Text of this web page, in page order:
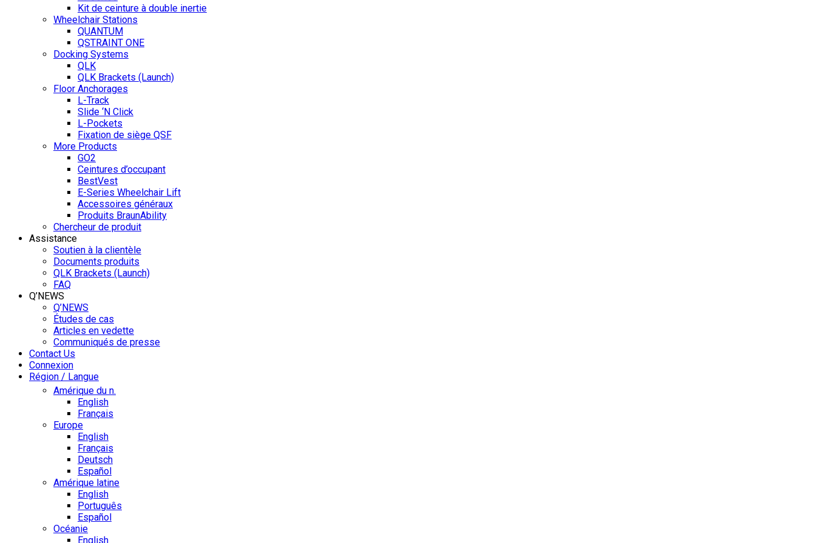
Kit de ceinture à double inertie
Wheelchair Stations
QUANTUM
QSTRAINT ONE
Docking Systems
QLK
QLK Brackets (Launch)
Floor Anchorages
L-Track
Slide ‘N Click
L-Pockets
Fixation de siège QSF
More Products
GO2
Ceintures d’occupant
BestVest
E-Series Wheelchair Lift
Accessoires généraux
Produits BraunAbility
Chercheur de produit
Assistance
Soutien à la clientèle
Documents produits
QLK Brackets (Launch)
FAQ
Q’NEWS
Q’NEWS
Études de cas
Articles en vedette
Communiqués de presse
Contact Us
Connexion
Région / Langue
Amérique du n.
English
Français
Europe
English
Français
Deutsch
Español
Amérique latine
English
Português
Español
Océanie
English